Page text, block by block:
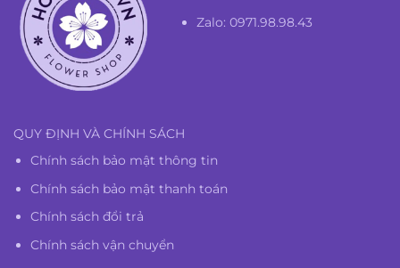
Zalo: 0971.98.98.43
QUY ĐỊNH VÀ CHÍNH SÁCH
Chính sách bảo mật thông tin
Chính sách bảo mật thanh toán
Chính sách đổi trả
Chính sách vận chuyển